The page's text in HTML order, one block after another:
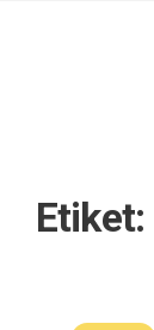
Etiket: